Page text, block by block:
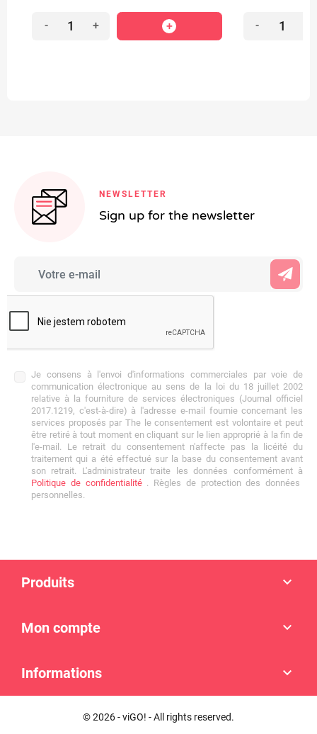
- + -
NEWSLETTER
Sign up for the newsletter
Je consens à l'envoi d'informations commerciales par voie de
communication électronique au sens de la loi du 18 juillet 2002
relative à la fourniture de services électroniques (Journal officiel
2017.1219, c'est-à-dire) à l'adresse e-mail fournie concernant les
services proposés par The le consentement est volontaire et peut
être retiré à tout moment en cliquant sur le lien approprié à la fin de
l'e-mail. Le retrait du consentement n'affecte pas la licéité du
traitement qui a été effectué sur la base du consentement avant
son retrait. L'administrateur traite les données conformément à
Politique de confidentialité. Règles de protection des données
personnelles.
Produits 
Mon compte 
Informations 
© 2026 - viGO! - All rights reserved.